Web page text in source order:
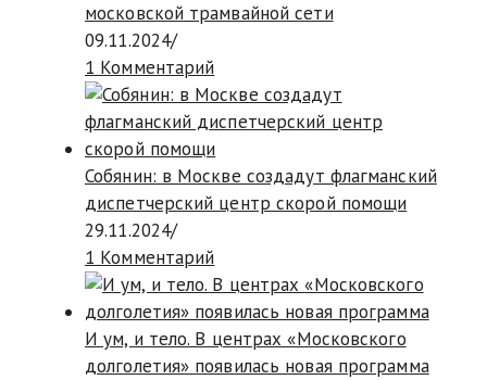
московской трамвайной сети
09.11.2024/
1 Комментарий
Собянин: в Москве создадут флагманский
диспетчерский центр скорой помощи
29.11.2024/
1 Комментарий
И ум, и тело. В центрах «Московского
долголетия» появилась новая программа